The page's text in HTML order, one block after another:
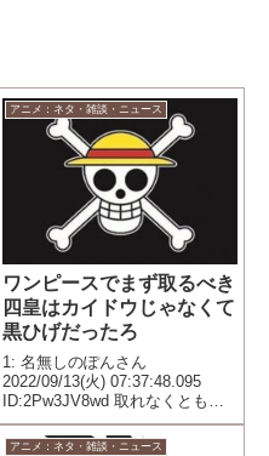
アニメ：ネタ・雑談・ニュース
ワンピースでまず取るべき
四皇はカイドウじゃなくて
黒ひげだったろ
1: 名無しのぽんさん
2022/09/13(火) 07:37:48.095
ID:2Pw3JV8wd 取れなくともや
りに行くべきだった路
アニメ：ネタ・雑談・ニュース